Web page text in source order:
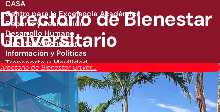
CASA
Centro para la Excelencia Académica
Deporte y Recreación
Desarrollo Humano
Directorio Bienestar
Información y Políticas
Transporte y Movilidad
de Bienestar Univer...
Directorio de Bienestar
Universitario